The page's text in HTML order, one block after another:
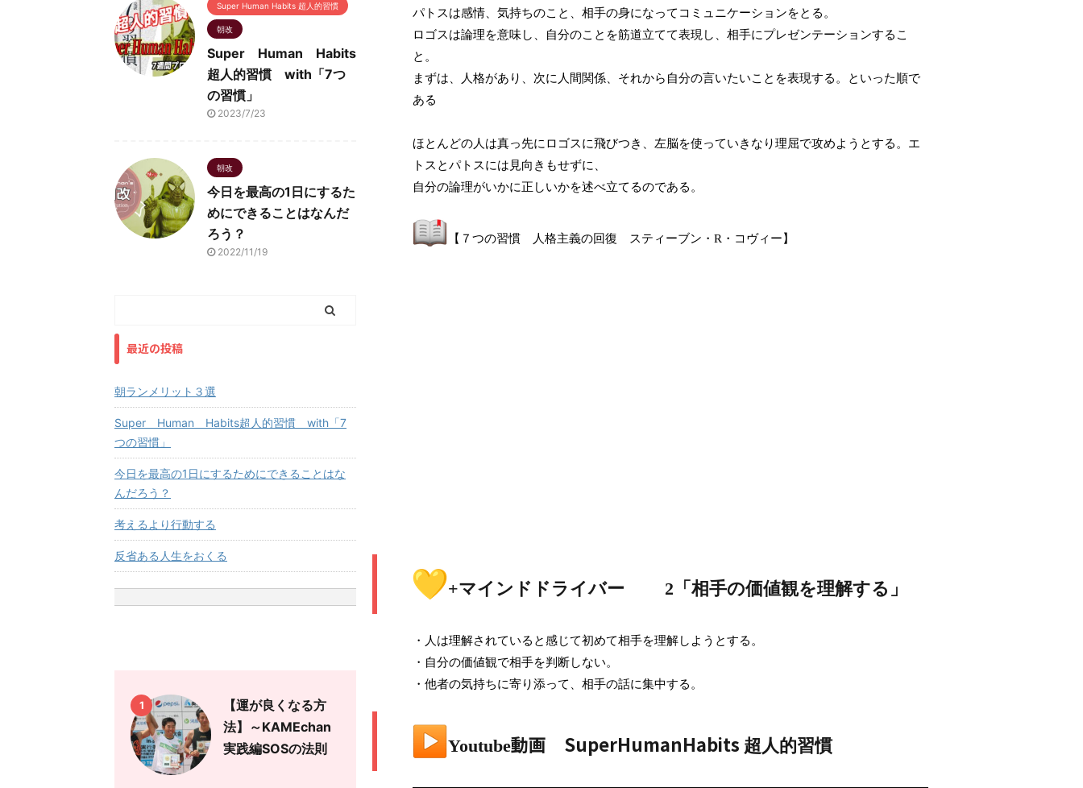
パトスは感情、気持ちのこと、相手の身になってコミュニケーションをとる。
ロゴスは論理を意味し、自分のことを筋道立てて表現し、相手にプレゼンテーションするこ
と。
まずは、人格があり、次に人間関係、それから自分の言いたいことを表現する。といった順で
ある
ほとんどの人は真っ先にロゴスに飛びつき、左脳を使っていきなり理屈で攻めようとする。エ
トスとパトスには見向きもせずに、
自分の論理がいかに正しいかを述べ立てるのである。
【７つの習慣 人格主義の回復 スティーブン・R・コヴィー】
+マインドドライバー 2「相手の価値観を理解する」
・人は理解されていると感じて初めて相手を理解しようとする。
・自分の価値観で相手を判断しない。
・他者の気持ちに寄り添って、相手の話に集中する。
Youtube動画 SuperHumanHabits 超人的習慣
Super Human Habits 超人的習慣
朝改
Super Human Habits
超人的習慣 with「7つ
の習慣」
2023/7/23
朝改
今日を最高の1日にするた
めにできることはなんだ
ろう？
2022/11/19
最近の投稿
朝ランメリット３選
Super Human Habits超人的習慣 with「7
つの習慣」
今日を最高の1日にするためにできることはな
んだろう？
考えるより行動する
反省ある人生をおくる
1
【運が良くなる方
法】～KAMEchan
実践編SOSの法則